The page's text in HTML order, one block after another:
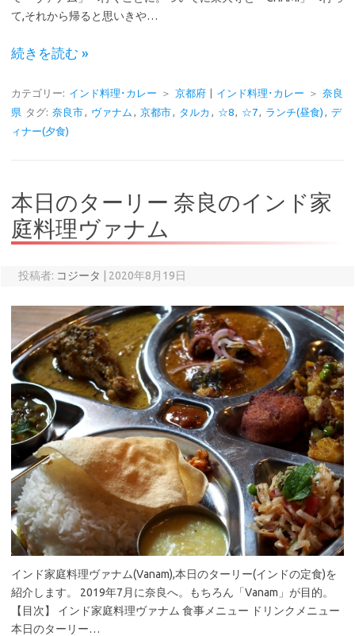
て,それから帰ると思いきや…
続きを読む »
カテゴリー: インド料理･カレー ＞ 京都府 インド料理･カレー ＞ 奈良
県 タグ: 奈良市, ヴァナム , 京都市, タルカ , ☆8, ☆7, ランチ(昼食) , デ
ィナー(夕食)
本日のターリー 奈良のインド家
庭料理ヴァナム
投稿者: コジータ 2020年8月19日
インド家庭料理ヴァナム(Vanam),本日のターリー(インドの定食)を
紹介します。 2019年7月に奈良へ。もちろん「Vanam」が目的。
【目次】 インド家庭料理ヴァナム 食事メニュー ドリンクメニュー
本日のターリー…